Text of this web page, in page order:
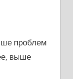
проблем
выше